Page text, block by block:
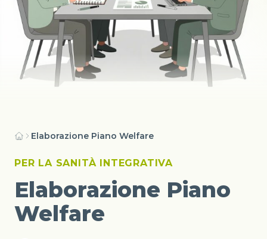
Elaborazione Piano Welfare
PER LA SANITÀ INTEGRATIVA
Elaborazione Piano
Welfare